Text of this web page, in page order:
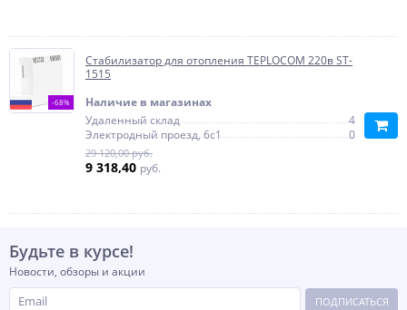
-68%
Стабилизатор для отопления TEPLOCOM 220в ST-
1515
Наличие в магазинах
Удаленный склад
4
Электродный проезд, 6с1
0
29 120,00 руб.
9 318,40 руб.
Будьте в курсе!
Новости, обзоры и акции
ПОДПИСАТЬСЯ